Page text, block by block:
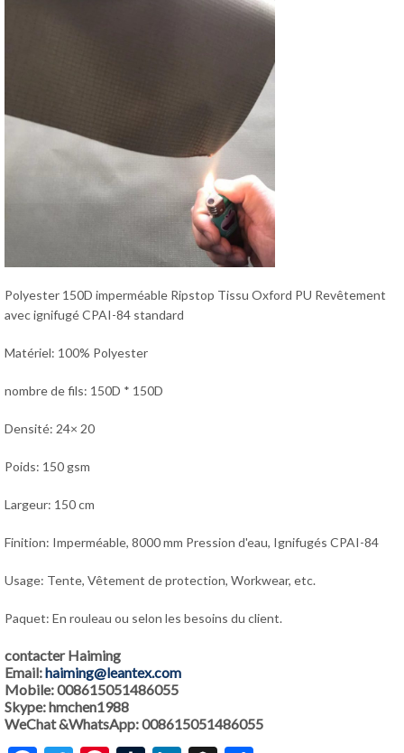
Polyester 150D imperméable Ripstop Tissu Oxford PU Revêtement
avec ignifugé CPAI-84 standard
Matériel: 100% Polyester
nombre de fils: 150D * 150D
Densité: 24× 20
Poids: 150 gsm
Largeur: 150 cm
Finition: Imperméable, 8000 mm Pression d'eau, Ignifugés CPAI-84
Usage: Tente, Vêtement de protection, Workwear, etc.
Paquet: En rouleau ou selon les besoins du client.
contacter Haiming
Email:haiming@leantex.com
Mobile: 008615051486055
Skype: hmchen1988
WeChat &WhatsApp: 008615051486055